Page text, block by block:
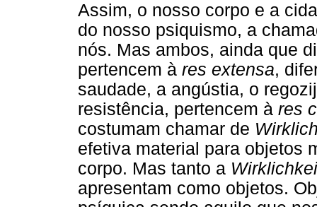
Assim, o nosso corpo e a
do nosso psiquismo, a
nós. Mas ambos, ainda que
pertencem à res extensa,
saudade, a angústia, o
resistência, pertencem à res
costumam chamar de
efetiva material para objetos
corpo. Mas tanto a
apresentam como objetos.